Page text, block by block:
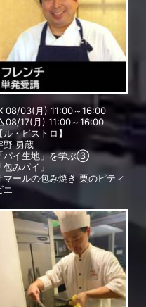
08/03(月) 11:00～16:00
08/17(月) 11:00～16:00
ル・ビストロ】
野 勇蔵
「パイ生地」を学ぶ③
「包みパイ」
マールの包み焼き 栗のピティ
エ